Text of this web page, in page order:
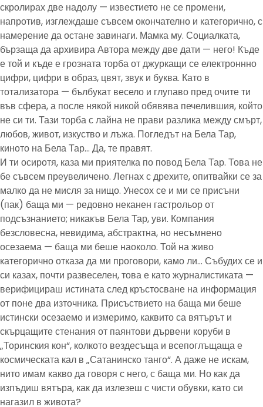
скролирах две надолу — известието не се промени,
напротив, изглеждаше съвсем окончателно и категорично, с
намерение да остане завинаги. Мамка му. Социалката,
бързаща да архивира Автора между две дати — него! Къде
е той и къде е грозната торба от джуркащи се електроннно
цифри, цифри в образ, цвят, звук и буква. Като в
тотализатора — бълбукат весело и глупаво пред очите ти
във сфера, а после някой никой обявява печелившия, който
не си ти. Тази торба с лайна не прави разлика между смърт,
любов, живот, изкуство и лъжа. Погледът на Бела Тар,
киното на Бела Тар… Да, те правят.
И ти осиротя, каза ми приятелка по повод Бела Тар. Това не
бе съвсем преувеличено. Легнах с дрехите, опитвайки се за
малко да не мисля за нищо. Унесох се и ми се присъни
(пак) баща ми — редовно неканен гастрольор от
подсъзнанието; никакъв Бела Тар, уви. Компания
безсловесна, невидима, абстрактна, но несъмнено
осезаема — баща ми беше наоколо. Той на живо
категорично отказа да ми проговори, камо ли… Събудих се и
си казах, почти развеселен, това е като журналистиката —
верифицираш истината след кръстосване на информация
от поне два източника. Присъствието на баща ми беше
истински осезаемо и измеримо, каквито са вятърът и
скърцащите стенания от паянтови дървени коруби в
„Торинския кон“, колкото вездесъща и всепоглъщаща е
космическата кал в „Сатанинско танго“. А даже не искам,
нито имам какво да говоря с него, с баща ми. Но как да
изпъдиш вятъра, как да излезеш с чисти обувки, като си
нагазил в живота?